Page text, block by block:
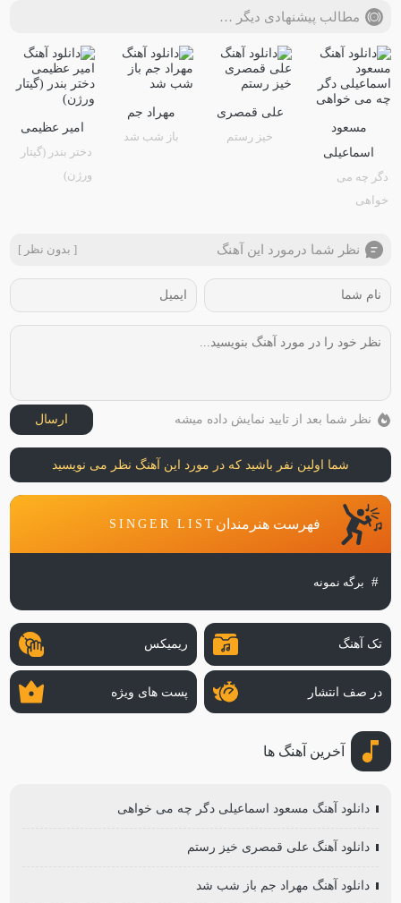
مطالب پیشنهادی دیگر …
مسعود
اسماعیلی
دگر چه می
خواهی
علی قمصری
خیز رستم
مهراد جم
باز شب شد
امیر عظیمی
دختر بندر (گیتار
ورژن)
نظر شما درمورد این آهنگ [ بدون نظر ]
نظر شما بعد از تایید نمایش داده میشه ارسال
شما اولین نفر باشید که در مورد این آهنگ نظر می نویسید
فهرست هنرمندان SINGER LIST
برگه نمونه
تک آهنگ ریمیکس
در صف انتشار پست های ویژه
آخرین آهنگ ها
دانلود آهنگ مسعود اسماعیلی دگر چه می خواهی
دانلود آهنگ علی قمصری خیز رستم
دانلود آهنگ مهراد جم باز شب شد